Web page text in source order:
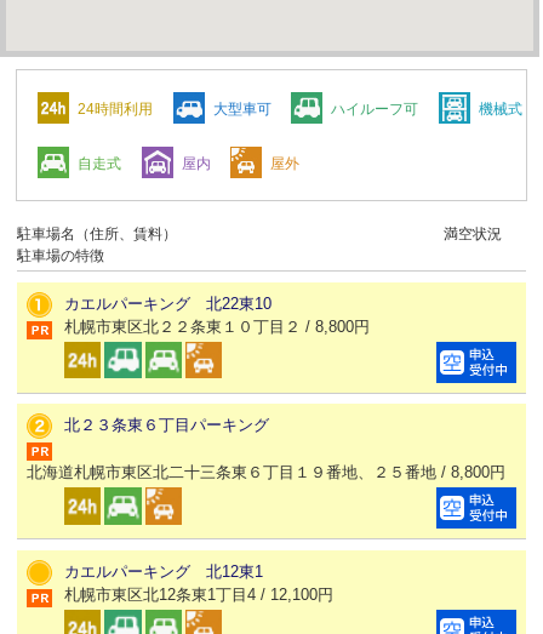
24時間利用 大型車可 ハイルーフ可 機械式
自走式 屋内 屋外
駐車場名（住所、賃料）
駐車場の特徴
満空状況
カエルパーキング 北22東10
札幌市東区北２２条東１０丁目２ / 8,800円
北２３条東６丁目パーキング
北海道札幌市東区北二十三条東６丁目１９番地、２５番地 / 8,800円
カエルパーキング 北12東1
札幌市東区北12条東1丁目4 / 12,100円